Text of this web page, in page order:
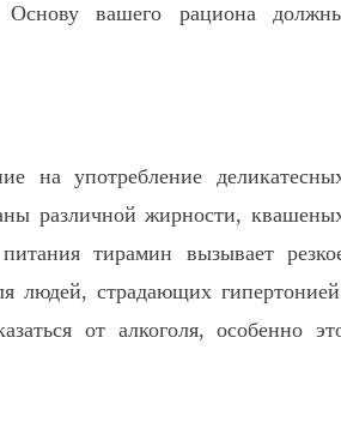
Основу вашего рациона
на употребление
различной жирности,
тирамин вызывает
людей, страдающих
от алкоголя, особенно